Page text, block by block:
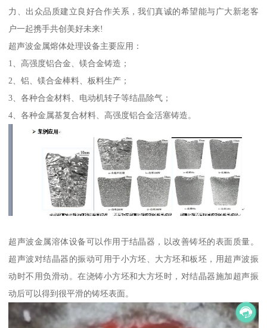
力、出众品质建立良好合作关系，我们真诚的希望能与广大新老客
户一起携手共创美好未来!
超声波金属熔体处理设备主要应用：
1、高强度铝合金、镁合金铸造；
2、铝、镁合金棒料、板料生产；
3、各种合金材料、电动机转子等结晶除气；
4、各种金属基复合材料、高强度铝合金活塞铸造。
超声波金属溶体设备可以作用于结晶器，以改善铸坯的表面质量。
超声波对结晶器的振动可用于小方坯、大方坯和板坯，用超声波振
动时不用负滑动。在浇铸小方坯和大方坯时，对结晶器施加超声振
动后可以得到很平滑的铸坯表面。